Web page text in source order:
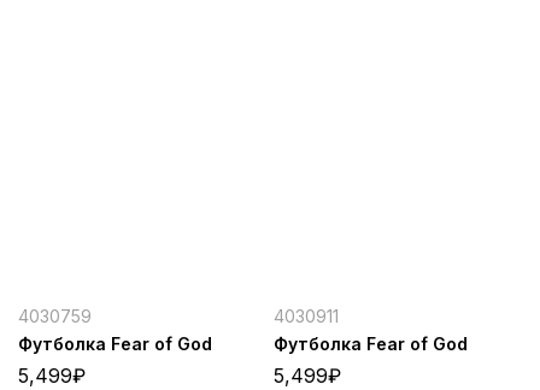
4030759
Футболка Fear of God
5,499₽
4030911
Футболка Fear of God
5,499₽